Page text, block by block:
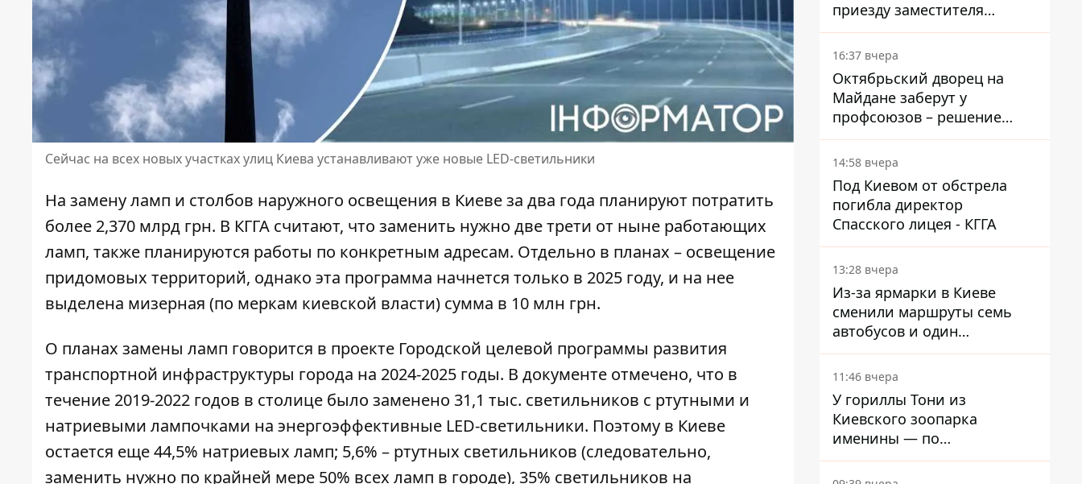
Сейчас на всех новых участках улиц Киева устанавливают уже новые LED-светильники
На замену ламп и столбов наружного освещения в Киеве за два года планируют потратить
более 2,370 млрд грн. В КГГА считают, что заменить нужно две трети от ныне работающих
ламп, также планируются работы по конкретным адресам. Отдельно в планах – освещение
придомовых территорий, однако эта программа начнется только в 2025 году, и на нее
выделена мизерная (по меркам киевской власти) сумма в 10 млн грн.
О планах замены ламп говорится в проекте Городской целевой программы развития
транспортной инфраструктуры города на 2024-2025 годы. В документе отмечено, что в
течение 2019-2022 годов в столице было заменено 31,1 тыс. светильников с ртутными и
натриевыми лампочками на энергоэффективные LED-светильники. Поэтому в Киеве
остается еще 44,5% натриевых ламп; 5,6% – ртутных светильников (следовательно,
заменить нужно по крайней мере 50% всех ламп в городе), 35% светильников на
приезду заместителя
Кличко - начался диалог
16:37 вчера
Октябрьский дворец на
Майдане заберут у
профсоюзов – решение
Хозяйственного суда
14:58 вчера
Под Киевом от обстрела
погибла директор
Спасского лицея - КГГА
13:28 вчера
Из-за ярмарки в Киеве
сменили маршруты семь
автобусов и один
троллейбус
11:46 вчера
У гориллы Тони из
Киевского зоопарка
именины — по
человеческим меркам ему
уже больше 90 лет